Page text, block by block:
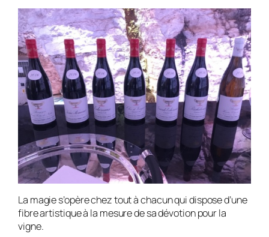
La magie s’opère chez tout à chacun qui dispose d’une
fibre artistique à la mesure de sa dévotion pour la
vigne.